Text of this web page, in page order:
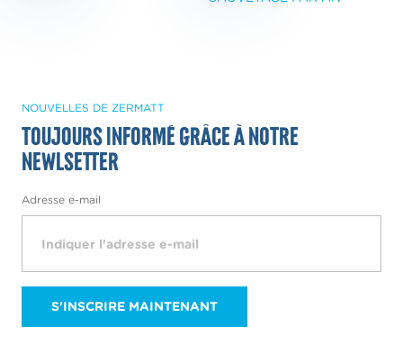
NOUVELLES DE ZERMATT
Toujours informé grâce à notre
Newlsetter
Adresse e-mail
S'INSCRIRE MAINTENANT